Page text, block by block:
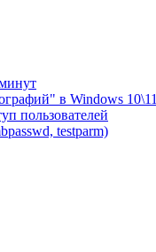
в Windows 10\11
пользователей
testparm)